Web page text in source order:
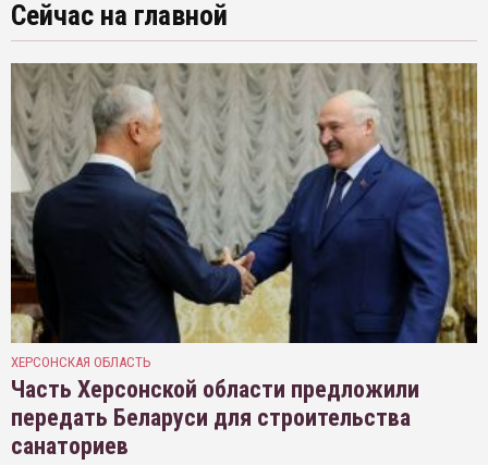
Сейчас на главной
ХЕРСОНСКАЯ ОБЛАСТЬ
Часть Херсонской области предложили
передать Беларуси для строительства
санаториев